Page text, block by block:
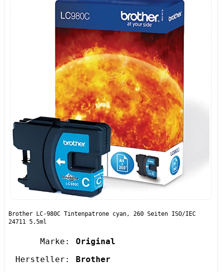
Brother LC-980C Tintenpatrone cyan, 260 Seiten ISO/IEC
24711 5.5ml
Marke:
Original
Hersteller:
Brother